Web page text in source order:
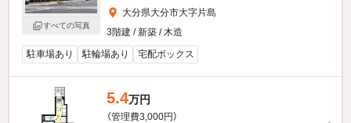
すべての写真
大分県大分市大字片島
3階建 / 新築 / 木造
駐車場あり
駐輪場あり 宅配ボックス
5.4万円
（管理費3,000円）